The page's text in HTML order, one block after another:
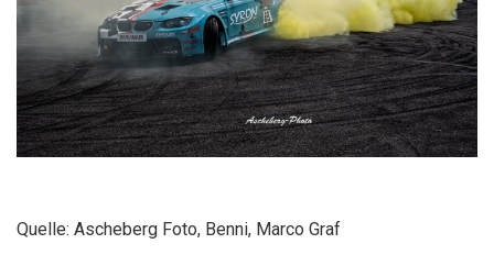
Quelle: Ascheberg Foto, Benni, Marco Graf